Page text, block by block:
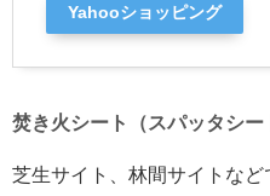
Yahooショッピング
焚き火シート（スパッタシー
芝生サイト、林間サイトな